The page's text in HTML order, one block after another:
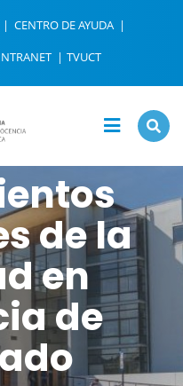
CENTRO DE AYUDA
TVUCT
de la
en
de